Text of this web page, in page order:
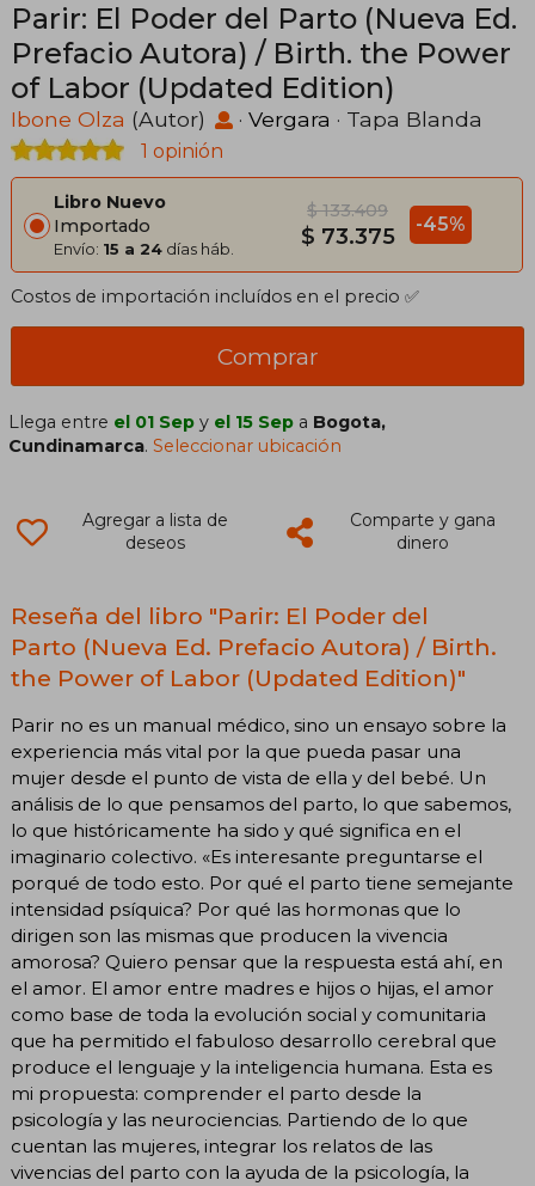
Parir: El Poder del Parto (Nueva Ed.
Prefacio Autora) / Birth. the Power
of Labor (Updated Edition)
Ibone Olza (Autor) · Vergara · Tapa Blanda
1 opinión
Libro Nuevo
Importado
Envío: 15 a 24 días háb.
$ 133.409
$ 73.375 -45%
Costos de importación incluídos en el precio ✅
Comprar
Llega entre el 01 Sep y el 15 Sep a Bogota,
Cundinamarca.Seleccionar ubicación
Agregar a lista de
deseos
Comparte y gana
dinero
Reseña del libro "Parir: El Poder del
Parto (Nueva Ed. Prefacio Autora) / Birth.
the Power of Labor (Updated Edition)"
Parir no es un manual médico, sino un ensayo sobre la
experiencia más vital por la que pueda pasar una
mujer desde el punto de vista de ella y del bebé. Un
análisis de lo que pensamos del parto, lo que sabemos,
lo que históricamente ha sido y qué significa en el
imaginario colectivo. «Es interesante preguntarse el
porqué de todo esto. Por qué el parto tiene semejante
intensidad psíquica? Por qué las hormonas que lo
dirigen son las mismas que producen la vivencia
amorosa? Quiero pensar que la respuesta está ahí, en
el amor. El amor entre madres e hijos o hijas, el amor
como base de toda la evolución social y comunitaria
que ha permitido el fabuloso desarrollo cerebral que
produce el lenguaje y la inteligencia humana. Esta es
mi propuesta: comprender el parto desde la
psicología y las neurociencias. Partiendo de lo que
cuentan las mujeres, integrar los relatos de las
vivencias del parto con la ayuda de la psicología, la